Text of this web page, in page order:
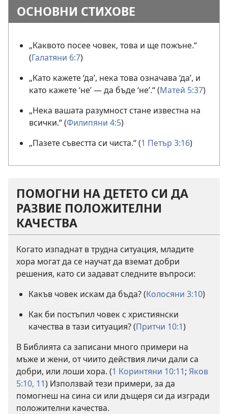
ОСНОВНИ СТИХОВЕ
„Каквото посее човек, това и ще пожъне.“
(Галатяни 6:7)
„Като кажете ‘да’, нека това означава ‘да’, и
като кажете ‘не’ — да бъде ‘не’.“ (Матей 5:37)
„Нека вашата разумност стане известна на
всички.“ (Филипяни 4:5)
„Пазете съвестта си чиста.“ (1 Петър 3:16)
ПОМОГНИ НА ДЕТЕТО СИ ДА
РАЗВИЕ ПОЛОЖИТЕЛНИ
КАЧЕСТВА
Когато изпаднат в трудна ситуация, младите
хора могат да се научат да вземат добри
решения, като си задават следните въпроси:
Какъв човек искам да бъда? (Колосяни 3:10)
Как би постъпил човек с християнски
качества в тази ситуация? (Притчи 10:1)
В Библията са записани много примери на
мъже и жени, от чиито действия личи дали са
добри, или лоши хора. (1 Коринтяни 10:11; Яков
5:10, 11) Използвай тези примери, за да
помогнеш на сина си или дъщеря си да изгради
положителни качества.